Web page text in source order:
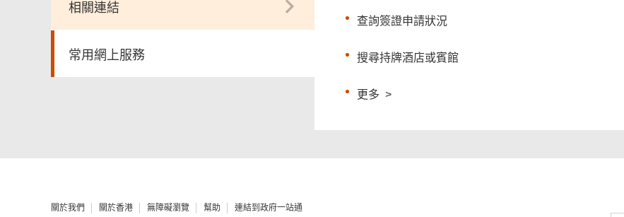
相關連結
常用網上服務
查詢簽證申請狀況
搜尋持牌酒店或賓館
更多 >
關於我們 關於香港 無障礙瀏覽 幫助 連結到政府一站通